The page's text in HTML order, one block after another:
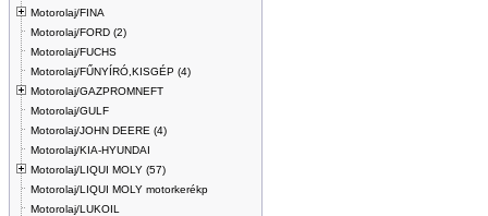
Motorolaj/FINA
Motorolaj/FORD (2)
Motorolaj/FUCHS
Motorolaj/FŰNYÍRÓ,KISGÉP (4)
Motorolaj/GAZPROMNEFT
Motorolaj/GULF
Motorolaj/JOHN DEERE (4)
Motorolaj/KIA-HYUNDAI
Motorolaj/LIQUI MOLY (57)
Motorolaj/LIQUI MOLY motorkerékp
Motorolaj/LUKOIL